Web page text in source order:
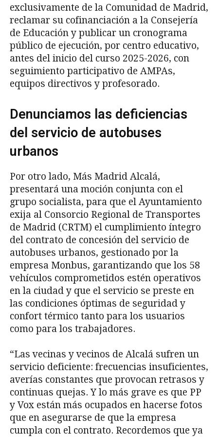
exclusivamente de la Comunidad de Madrid,
reclamar su cofinanciación a la Consejería
de Educación y publicar un cronograma
público de ejecución, por centro educativo,
antes del inicio del curso 2025-2026, con
seguimiento participativo de AMPAs,
equipos directivos y profesorado.
Denunciamos las deficiencias
del servicio de autobuses
urbanos
Por otro lado, Más Madrid Alcalá,
presentará una moción conjunta con el
grupo socialista, para que el Ayuntamiento
exija al Consorcio Regional de Transportes
de Madrid (CRTM) el cumplimiento íntegro
del contrato de concesión del servicio de
autobuses urbanos, gestionado por la
empresa Monbus, garantizando que los 58
vehículos comprometidos estén operativos
en la ciudad y que el servicio se preste en
las condiciones óptimas de seguridad y
confort térmico tanto para los usuarios
como para los trabajadores.
“Las vecinas y vecinos de Alcalá sufren un
servicio deficiente: frecuencias insuficientes,
averías constantes que provocan retrasos y
continuas quejas. Y lo más grave es que PP
y Vox están más ocupados en hacerse fotos
que en asegurarse de que la empresa
cumpla con el contrato. Recordemos que ya